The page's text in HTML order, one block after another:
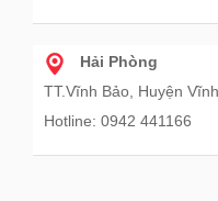
Hải Phòng
TT.Vĩnh Bảo, Huyện
Hotline: 0942 441166